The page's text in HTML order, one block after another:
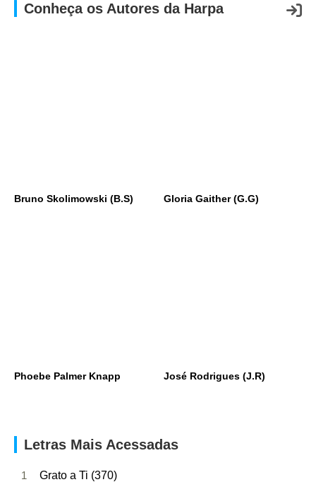
Conheça os Autores da Harpa
Bruno Skolimowski (B.S) Gloria Gaither (G.G)
Phoebe Palmer Knapp José Rodrigues (J.R)
Letras Mais Acessadas
1 Grato a Ti (370)